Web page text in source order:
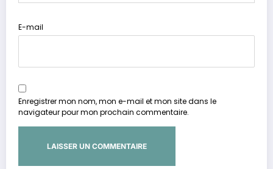
E-mail
Enregistrer mon nom, mon e-mail et mon site dans le
navigateur pour mon prochain commentaire.